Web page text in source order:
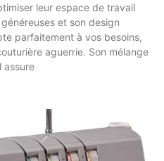
leur espace de travail
et son design
parfaitement à vos besoins,
aguerrie. Son mélange
assure